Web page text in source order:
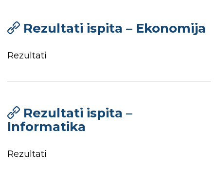
Rezultati ispita – Ekonomija
Rezultati
Rezultati ispita –
Informatika
Rezultati